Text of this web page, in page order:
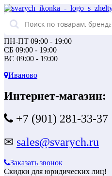
ПН-ПТ 09:00 - 19:00
СБ 09:00 - 19:00
ВС 09:00 - 19:00
Иваново
Интернет-магазин:
+7 (901) 281-33-37
✉ sales@svarych.ru
Заказать звонок
Скидки для юридических лиц!